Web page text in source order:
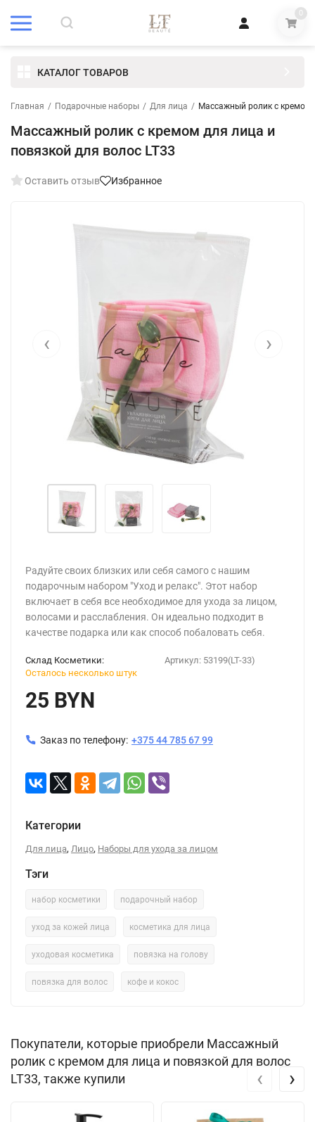
0
КАТАЛОГ ТОВАРОВ
Главная / Подарочные наборы / Для лица / Массажный ролик с кремом
Массажный ролик с кремом для лица и
повязкой для волос LT33
Оставить отзыв Избранное
‹ ›
Радуйте своих близких или себя самого с нашим
подарочным набором "Уход и релакс". Этот набор
включает в себя все необходимое для ухода за лицом,
волосами и расслабления. Он идеально подходит в
качестве подарка или как способ побаловать себя.
Артикул: 53199(LT-33)
Склад Косметики:
Осталось несколько штук
25 BYN
Заказ по телефону: +375 44 785 67 99
Категории
Для лица, Лицо, Наборы для ухода за лицом
Тэги
набор косметики подарочный набор
уход за кожей лица косметика для лица
уходовая косметика повязка на голову
повязка для волос кофе и кокос
Покупатели, которые приобрели Массажный
ролик с кремом для лица и повязкой для волос
LT33, также купили
‹ ›